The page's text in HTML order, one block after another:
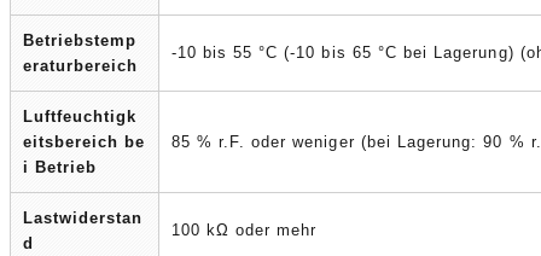
Betriebstemp
eraturbereich
-10 bis 55 °C (-10 bis 65 °C bei Lagerung)
Luftfeuchtigk
eitsbereich be
i Betrieb
85 % r.F. oder weniger (bei Lagerung: 90 %
Lastwiderstan
d
100 kΩ oder mehr